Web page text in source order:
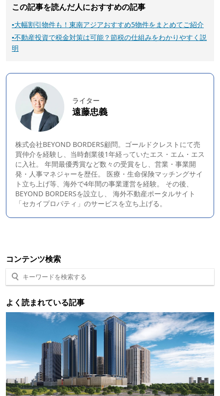
この記事を読んだ人におすすめの記事
▪大幅割引物件も！東南アジアおすすめ5物件をまとめてご紹介
▪不動産投資で税金対策は可能？節税の仕組みをわかりやすく説
明
ライター
遠藤忠義
株式会社BEYOND BORDERS顧問。ゴールドクレストにて売
買仲介を経験し、当時創業後1年経っていたエス・エム・エス
に入社。 年間最優秀賞など数々の受賞をし、営業・事業開
発・人事マネジャーを歴任。 医療・生命保険マッチングサイ
ト立ち上げ等、海外で4年間の事業運営を経験。 その後、
BEYOND BORDERSを設立し、 海外不動産ポータルサイト
「セカイプロパティ」のサービスを立ち上げる。
コンテンツ検索
よく読まれている記事